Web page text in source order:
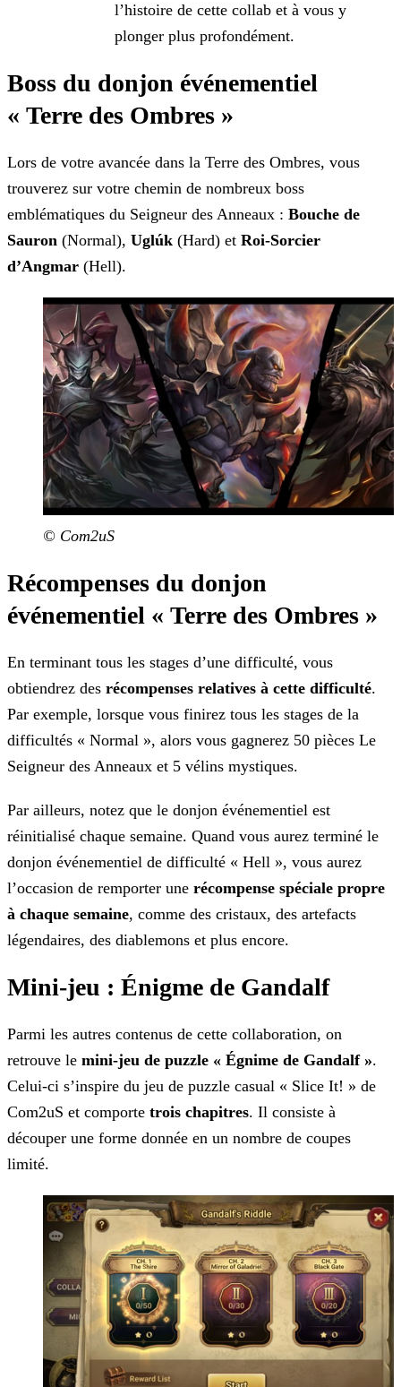
l’histoire de cette collab et à vous y
plonger plus profondément.
Boss du donjon événementiel
« Terre des Ombres »
Lors de votre avancée dans la Terre des Ombres, vous
trouverez sur votre chemin de nombreux boss
emblématiques du Seigneur des Anneaux : Bouche de
Sauron (Normal), Uglúk (Hard) et Roi-Sorcier
d’Angmar (Hell).
© Com2uS
Récompenses du donjon
événementiel « Terre des Ombres »
En terminant tous les stages d’une difficulté, vous
obtiendrez des récompenses relatives à cette difficulté.
Par exemple, lorsque vous finirez tous les stages de la
difficultés « Normal », alors vous gagnerez 50 pièces Le
Seigneur des Anneaux et 5 vélins mystiques.
Par ailleurs, notez que le donjon événementiel est
réinitialisé chaque semaine. Quand vous aurez terminé le
donjon événementiel de difficulté « Hell », vous aurez
l’occasion de remporter une récompense spéciale propre
à chaque semaine, comme des cristaux, des artefacts
légendaires, des diablemons et plus encore.
Mini-jeu : Énigme de Gandalf
Parmi les autres contenus de cette collaboration, on
retrouve le mini-jeu de puzzle « Égnime de Gandalf ».
Celui-ci s’inspire du jeu de puzzle casual « Slice It! » de
Com2uS et comporte trois chapitres. Il consiste à
découper une forme donnée en un nombre de coupes
limité.